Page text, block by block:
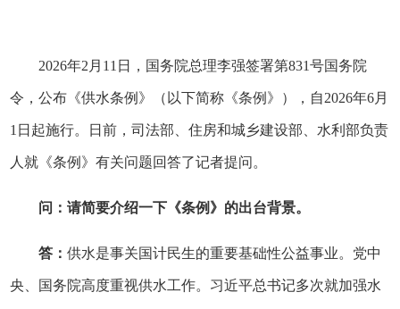
2026年2月11日，国务院总理李强签署第831号国务院
令，公布 《供水条例》 （以下简称《条例》），自2026年6月
1日起施行。日前，司法部、住房和城乡建设部、水利部负责
人就《条例》有关问题回答了记者提问。
问：请简要介绍一下《条例》的出台背景。
答：供水是事关国计民生的重要基础性公益事业。党中
央、国务院高度重视供水工作。习近平总书记多次就加强水